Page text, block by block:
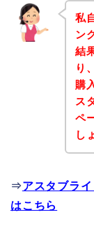
私
ン
結
り
購
ス
ペ
し
⇒アスタブラ
はこちら